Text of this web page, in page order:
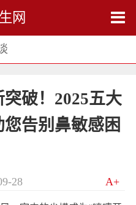
网
破！2025五大
告别鼻敏感困
28 A+